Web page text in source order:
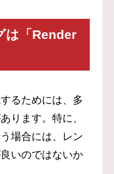
は「Render
るためには、多
ります。特に、
場合には、レン
いのではないか